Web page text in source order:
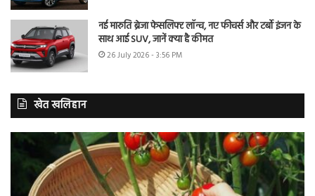
नई मारुति ब्रेजा फेसलिफ्ट लॉन्च, नए फीचर्स और टर्बो इंजन के
साथ आई SUV, जानें क्या है कीमत
26 July 2026 - 3:56 PM
खेत खलिहान